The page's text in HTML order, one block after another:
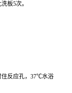
板5次。
住反应孔，37℃水浴